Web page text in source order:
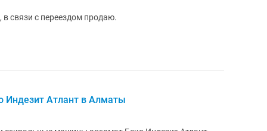
связи с переездом продаю.
Индезит Атлант в Алматы